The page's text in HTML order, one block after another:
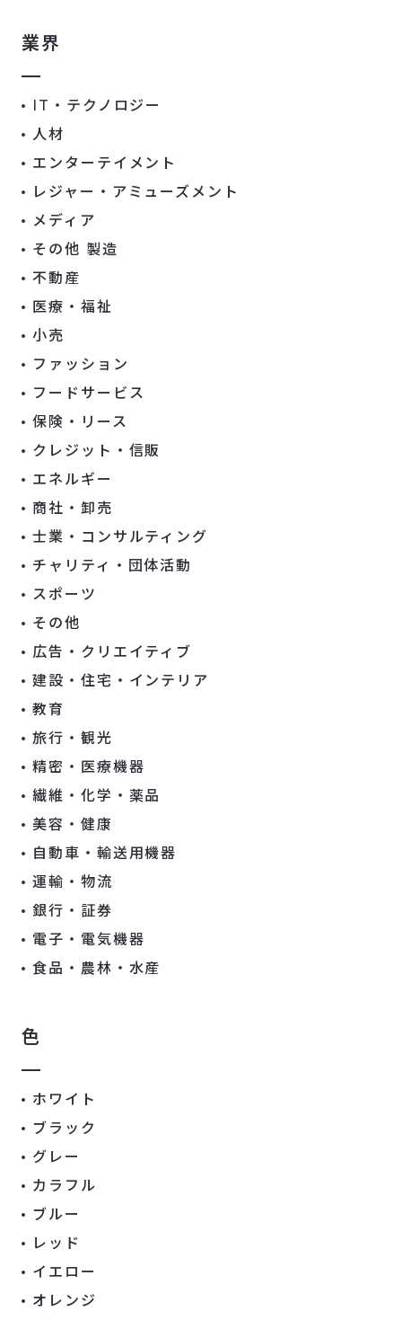
業界
IT・テクノロジー
人材
エンターテイメント
レジャー・アミューズメント
メディア
その他 製造
不動産
医療・福祉
小売
ファッション
フードサービス
保険・リース
クレジット・信販
エネルギー
商社・卸売
士業・コンサルティング
チャリティ・団体活動
スポーツ
その他
広告・クリエイティブ
建設・住宅・インテリア
教育
旅行・観光
精密・医療機器
繊維・化学・薬品
美容・健康
自動車・輸送用機器
運輸・物流
銀行・証券
電子・電気機器
食品・農林・水産
色
ホワイト
ブラック
グレー
カラフル
ブルー
レッド
イエロー
オレンジ